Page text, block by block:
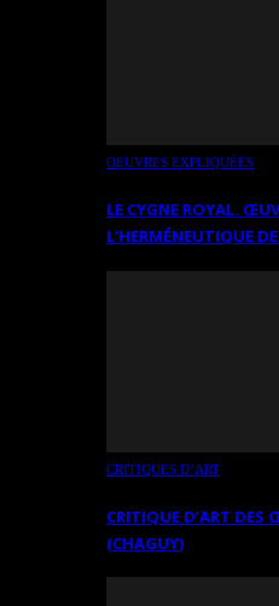
OEUVRES EXPLIQUÉES
LE CYGNE ROYAL.
L’HERMÉNEUTIQUE
CRITIQUES D’ART
CRITIQUE D’ART DES
(CHAGUY)